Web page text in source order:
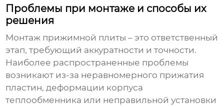
Проблемы при монтаже и способы их
решения
Монтаж прижимной плиты – это ответственный
этап, требующий аккуратности и точности.
Наиболее распространенные проблемы
возникают из-за неравномерного прижатия
пластин, деформации корпуса
теплообменника или неправильной установки